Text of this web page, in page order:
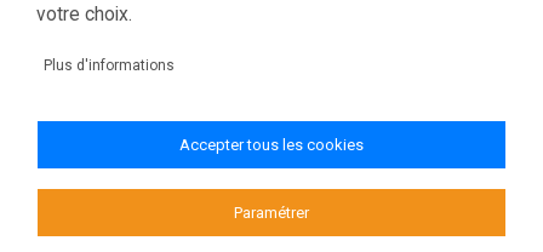
courrier@tarnetgaronne.fr
Politique de confidentialité
Plan du site
votre choix.
Plus d'informations
Accepter tous les cookies
Paramétrer